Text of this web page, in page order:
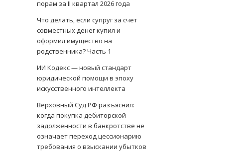
порам за II квартал 2026 года
Что делать, если супруг за счет
совместных денег купил и
оформил имущество на
родственника? Часть 1
ИИ Кодекс — новый стандарт
юридической помощи в эпоху
искусственного интеллекта
Верховный Суд РФ разъяснил:
когда покупка дебиторской
задолженности в банкротстве не
означает переход цессионарию
требования о взыскании убытков